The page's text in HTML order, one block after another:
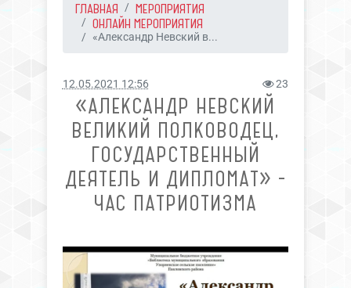
ГЛАВНАЯ
МЕРОПРИЯТИЯ
ОНЛАЙН МЕРОПРИЯТИЯ
«Александр Невский в...
12.05.2021 12:56 23
«АЛЕКСАНДР НЕВСКИЙ
ВЕЛИКИЙ ПОЛКОВОДЕЦ,
ГОСУДАРСТВЕННЫЙ
ДЕЯТЕЛЬ И ДИПЛОМАТ» -
ЧАС ПАТРИОТИЗМА